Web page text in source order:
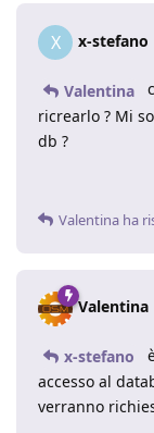
X x-stefano
Valentina
ricrearlo ? Mi
db ?
Valentina ha
Valentina
x-stefano
accesso al
verranno